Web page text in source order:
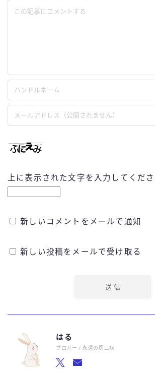
上に表示された文字を入力してくださ
新しいコメントをメールで通知
新しい投稿をメールで受け取る
はる
ブロガー / 永遠の厨二病